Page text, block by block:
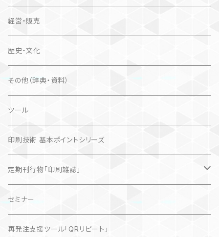
経営・販売
歴史・文化
その他（辞典・資料）
ツール
印刷技術 基本ポイントシリーズ
定期刊行物「印刷雑誌」
記事（デジタル販売）
セミナー
再発注支援ツール「QRリピート」